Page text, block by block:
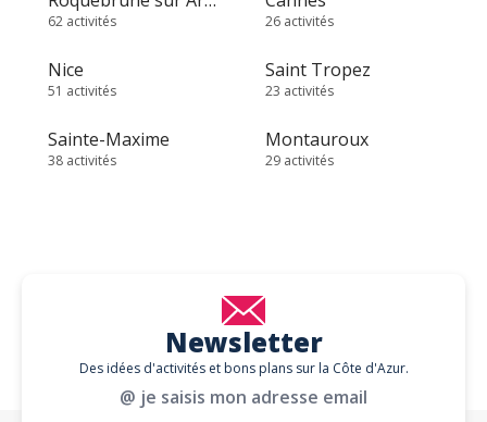
62 activités 26 activités
Nice
51 activités
Saint Tropez
23 activités
Sainte-Maxime
38 activités
Montauroux
29 activités
Newsletter
Des idées d'activités et bons plans sur la Côte d'Azur.
@ je saisis mon adresse email